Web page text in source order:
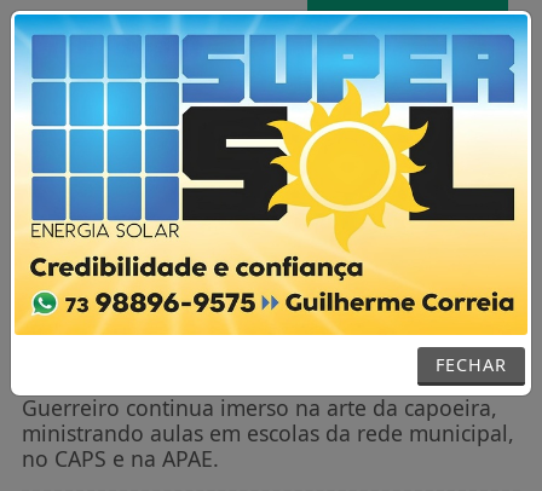
AGORA AO VIVO
MENU
FECHAR
NOTÍCIAS / GERAL
Guerreiro, agora contramestre,
continua transformando vidas através
Guerreiro continua imerso na arte da capoeira,
ministrando aulas em escolas da rede municipal,
no CAPS e na APAE.